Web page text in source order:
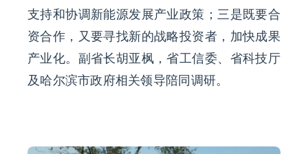
支持和协调新能源发展产业政策；三是既要合
资合作，又要寻找新的战略投资者，加快成果
产业化。副省长胡亚枫，省工信委、省科技厅
及哈尔滨市政府相关领导陪同调研。